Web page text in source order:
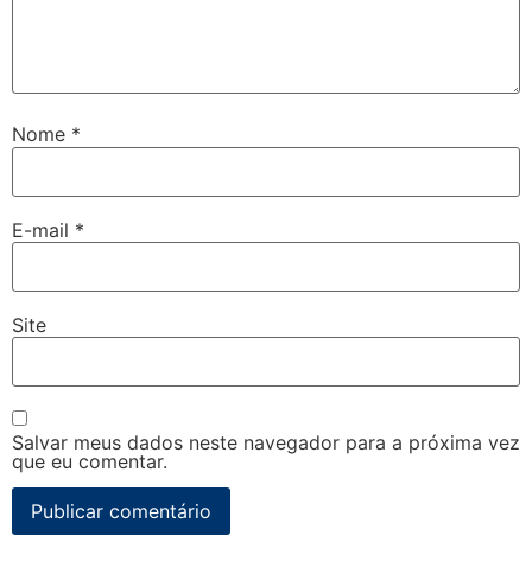
Nome *
E-mail *
Site
Salvar meus dados neste navegador para a próxima vez
que eu comentar.